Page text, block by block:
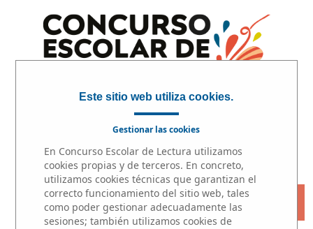
INICIO|PARTICIPA |PREMIOS
« VOLVER
Este sitio web utiliza cookies.
Gestionar las cookies
En Concurso Escolar de Lectura utilizamos
cookies propias y de terceros. En concreto,
utilizamos cookies técnicas que garantizan el
correcto funcionamiento del sitio web, tales
como poder gestionar adecuadamente las
sesiones; también utilizamos cookies de